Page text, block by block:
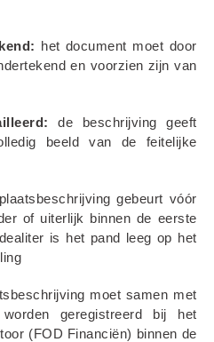
het document moet door
en voorzien zijn van
de beschrijving geeft
beeld van de feitelijke
gebeurt vóór
of uiterlijk binnen de eerste
is het pand leeg op het
moet samen met
geregistreerd bij het
(FOD Financiën) binnen de